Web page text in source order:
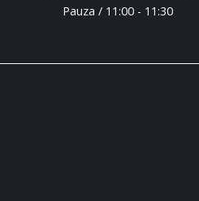
Pauza / 11:00 - 11:30